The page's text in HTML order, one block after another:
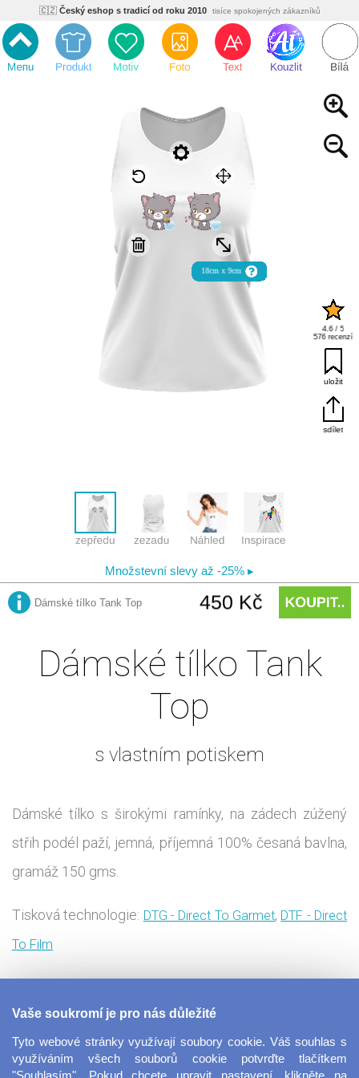
🇨🇿 Český eshop s tradicí od roku 2010 tisíce spokojených zákazníků
Ekologický a zdravotně nezávadný žádná čína, barvy s certifikáty
💡Inovativní výroba vlastní vývoj, nejnovější technologie
Rychlé dodání expedujeme do 24h
Kvalita pod kontrolou jsme přímý výrobce, žádný zprostředkovatel
Český eshop s tradicí od roku 2010 tisíce spokojených zákazníků
Dámské tílko Tank
Top
s vlastním potiskem
Dámské tílko s širokými ramínky, na zádech zúžený
střih podél paží, jemná, příjemná 100% česaná bavlna,
gramáž 150 gms.
Tisková technologie: DTG - Direct To Garmet, DTF - Direct
To Film
Vytvořte si originální tílko s vlastním potiskem. V
Vaše soukromí je pro nás důležité
Tyto webové stránky využívají soubory cookie. Váš souhlas s
využíváním všech souborů cookie potvrďte tlačítkem
"Souhlasím". Pokud chcete upravit nastavení, klikněte na